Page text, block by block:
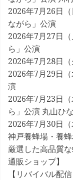
2026年7月26日
ながら」公演
2026年7月27日
ら」公演
2026年7月28日
2026年7月29日
演
2026年7月23日
ら」公演 丸山ひ
2026年7月30日
神戸養蜂場・養
厳選した高品質
通販ショップ】
【リバイバル配